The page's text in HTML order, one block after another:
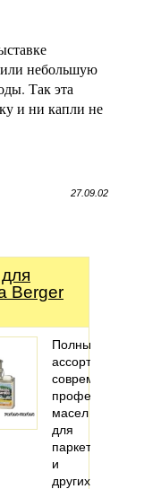
небольшую
Так эта
и ни капли не
27.09.02
Berger
Полный
ассортимент
современных
масел
для
паркета
и
других